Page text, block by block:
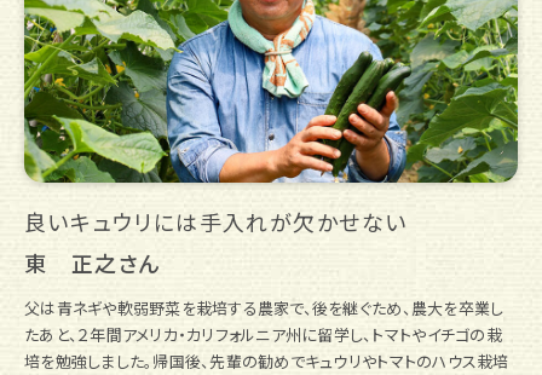
良いキュウリには手入れが欠かせない
東 正之さん
父は青ネギや軟弱野菜を栽培する農家で、後を継ぐため、農大を卒業し
たあと、２年間アメリカ・カリフォルニア州に留学し、トマトやイチゴの栽
培を勉強しました。帰国後、先輩の勧めでキュウリやトマトのハウス栽培